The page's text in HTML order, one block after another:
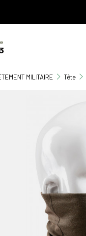
MILITAIRE Tête